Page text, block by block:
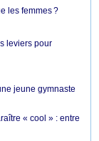
les femmes ?
leviers pour
jeune gymnaste
« cool » : entre